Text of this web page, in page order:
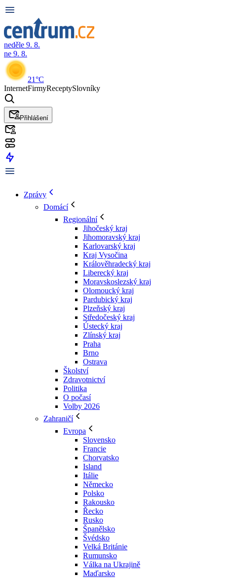
neděle 9. 8.
ne 9. 8.
21°C
InternetFirmyReceptySlovníky
Přihlášení
Zprávy
Domácí
Regionální
Jihočeský kraj
Jihomoravský kraj
Karlovarský kraj
Kraj Vysočina
Králověhradecký kraj
Liberecký kraj
Moravskoslezský kraj
Olomoucký kraj
Pardubický kraj
Plzeňský kraj
Středočeský kraj
Ústecký kraj
Zlínský kraj
Praha
Brno
Ostrava
Školství
Zdravotnictví
Politika
O počasí
Volby 2026
Zahraničí
Evropa
Slovensko
Francie
Chorvatsko
Island
Itálie
Německo
Polsko
Rakousko
Řecko
Rusko
Španělsko
Švédsko
Velká Británie
Rumunsko
Válka na Ukrajině
Maďarsko